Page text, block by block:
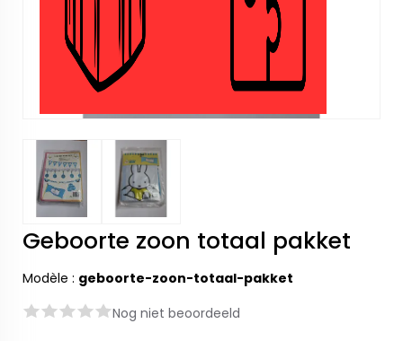
Geboorte zoon totaal pakket
Modèle : geboorte-zoon-totaal-pakket
Nog niet beoordeeld